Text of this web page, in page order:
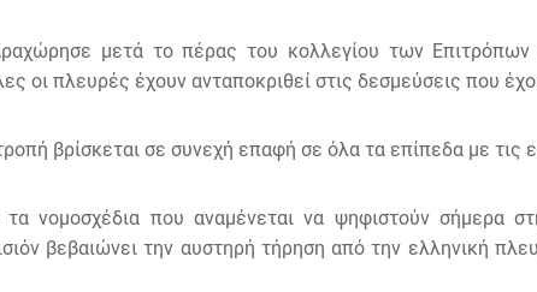
μετά το πέρας του κολλεγίου των
οι πλευρές έχουν ανταποκριθεί στις δεσμεύσεις που
βρίσκεται σε συνεχή επαφή σε όλα τα επίπεδα με τις
νομοσχέδια που αναμένεται να ψηφιστούν σήμερα
βεβαιώνει την αυστηρή τήρηση από την ελληνική